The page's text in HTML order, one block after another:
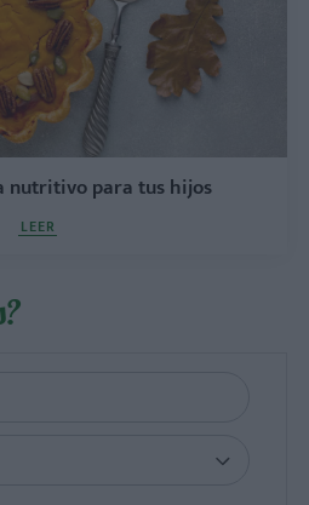
nutritivo para tus hijos
LEER